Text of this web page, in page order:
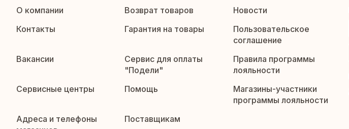
О компании Возврат товаров
Новости
Контакты
Гарантия на товары
Пользовательское
соглашение
Вакансии
Сервис для оплаты
"Подели"
Правила программы
лояльности
Сервисные центры
Помощь
Магазины-участники
программы лояльности
Адреса и телефоны
Поставщикам